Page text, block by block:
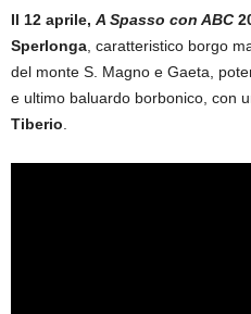
Il 12 aprile, A Spasso con ABC
Sperlonga , caratteristico borgo
del monte S. Magno e Gaeta,
e ultimo baluardo borbonico, con
Tiberio